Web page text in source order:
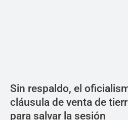
Sin respaldo, el
cláusula de venta de
para salvar la sesión